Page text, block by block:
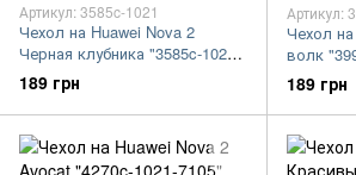
Артикул: 3585c-1021
Чехол на Huawei Nova 2
Черная клубника "3585c-1021-
7105"
189 грн
Артикул:
Чехол
волк
189 грн